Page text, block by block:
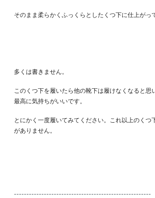
そのまま柔らかくふっくらとしたくつ下に仕上がっ
多くは書きません。
このくつ下を履いたら他の靴下は履けなくなると思
最高に気持ちがいいです。
とにかく一度履いてみてください。これ以上のくつ
がありません。
-------------------------------------------------------